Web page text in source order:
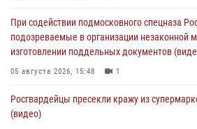
При содействии подмосковного спецназа
подозреваемые в организации незаконной
изготовлении поддельных документов
05 августа 2026, 15:48 1
Росгвардейцы пресекли кражу из
(видео)